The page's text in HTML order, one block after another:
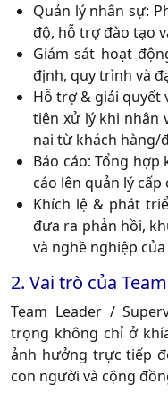
Quản lý nhân sự:
độ, hỗ trợ đào tạo
Giám sát hoạt
định, quy trình và
Hỗ trợ & giải quyết
tiên xử lý khi nhân
nại từ khách hàng/
Báo cáo: Tổng
cáo lên quản lý cấp
Khích lệ & phát
đưa ra phản hồi,
và nghề nghiệp
2. Vai trò của
Team Leader /
trọng không chỉ ở
ảnh hưởng trực tiếp
con người và cộng